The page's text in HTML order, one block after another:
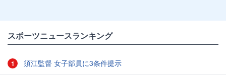
スポーツニュースランキング
1 須江監督 女子部員に3条件提示